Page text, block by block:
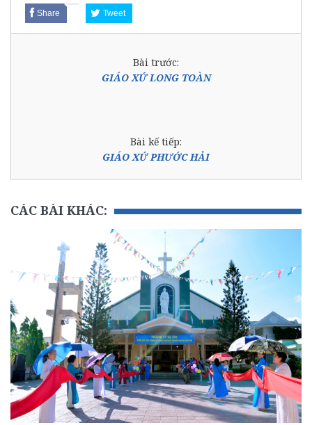
Share Tweet
Bài trước:
GIÁO XỨ LONG TOÀN
Bài kế tiếp:
GIÁO XỨ PHƯỚC HẢI
CÁC BÀI KHÁC: